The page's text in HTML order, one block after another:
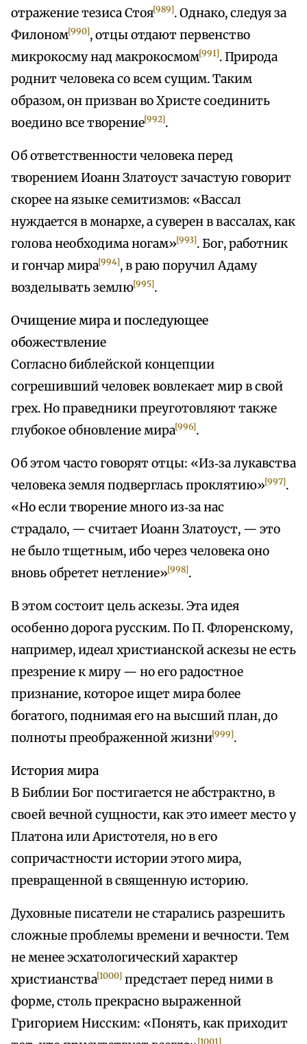
отражение тезиса Стоя[989]. Однако, следуя за
Филоном[990], отцы отдают первенство
микрокосму над макрокосмом[991]. Природа
роднит человека со всем сущим. Таким
образом, он призван во Христе соединить
воедино все творение[992].
Об ответственности человека перед
творением Иоанн Златоуст зачастую говорит
скорее на языке семитизмов: «Вассал
нуждается в монархе, а суверен в вассалах, как
голова необходима ногам»[993]. Бог, работник
и гончар мира[994], в раю поручил Адаму
возделывать землю[995].
Очищение мира и последующее
обожествление
Согласно библейской концепции
согрешивший человек вовлекает мир в свой
грех. Но праведники преуготовляют также
глубокое обновление мира[996].
Об этом часто говорят отцы: «Из‑за лукавства
человека земля подверглась проклятию»[997].
«Но если творение много из‑за нас
страдало, — считает Иоанн Златоуст, — это
не было тщетным, ибо через человека оно
вновь обретет нетление»[998].
В этом состоит цель аскезы. Эта идея
особенно дорога русским. По П. Флоренскому,
например, идеал христианской аскезы не есть
презрение к миру — но его радостное
признание, которое ищет мира более
богатого, поднимая его на высший план, до
полноты преображенной жизни[999].
История мира
В Библии Бог постигается не абстрактно, в
своей вечной сущности, как это имеет место у
Платона или Аристотеля, но в его
сопричастности истории этого мира,
превращенной в священную историю.
Духовные писатели не старались разрешить
сложные проблемы времени и вечности. Тем
не менее эсхатологический характер
христианства[1000] предстает перед ними в
форме, столь прекрасно выраженной
Григорием Нисским: «Понять, как приходит
[1001]